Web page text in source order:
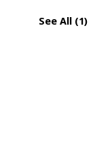
See All (1)